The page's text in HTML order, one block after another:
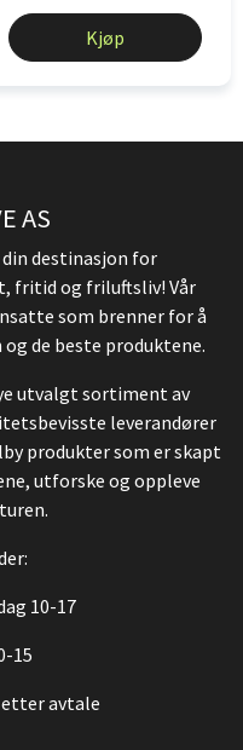
Kjøp
AS
destinasjon for
fritid og friluftsliv! Vår
som brenner for å
de beste produktene.
utvalgt sortiment av
leverandører
produkter som er skapt
utforske og oppleve
10-17
15
avtale